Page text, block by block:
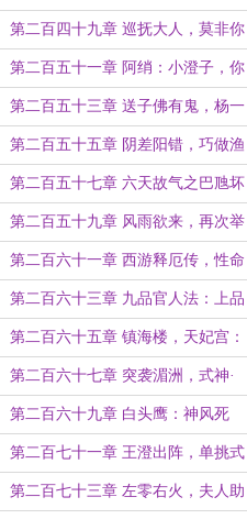
回家吃饭！
第二百四十九章 巡抚大人，莫非你
也通倭？！
第二百五十一章 阿绡：小澄子，你
功夫很好，帮我杀一个人
第二百五十三章 送子佛有鬼，杨一
笑碑文
第二百五十五章 阴差阳错，巧做渔
翁
第二百五十七章 六天故气之巴虺坏
药鬼！
第二百五十九章 风雨欲来，再次举
报（求票）
第二百六十一章 西游释厄传，性命
双修法（求票）
第二百六十三章 九品官人法：上品
无寒门，下品无士族
第二百六十五章 镇海楼，天妃宫：
建御神风？反弹！
第二百六十七章 突袭湄洲，式神·
筐蛇尾！
第二百六十九章 白头鹰：神风死
士？叫爸爸！
第二百七十一章 王澄出阵，单挑式
神（月底求票）！
第二百七十三章 左零右火，夫人助